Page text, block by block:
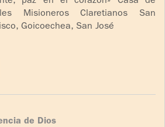
Misioneros Claretianos San
Goicoechea, San José
de Dios